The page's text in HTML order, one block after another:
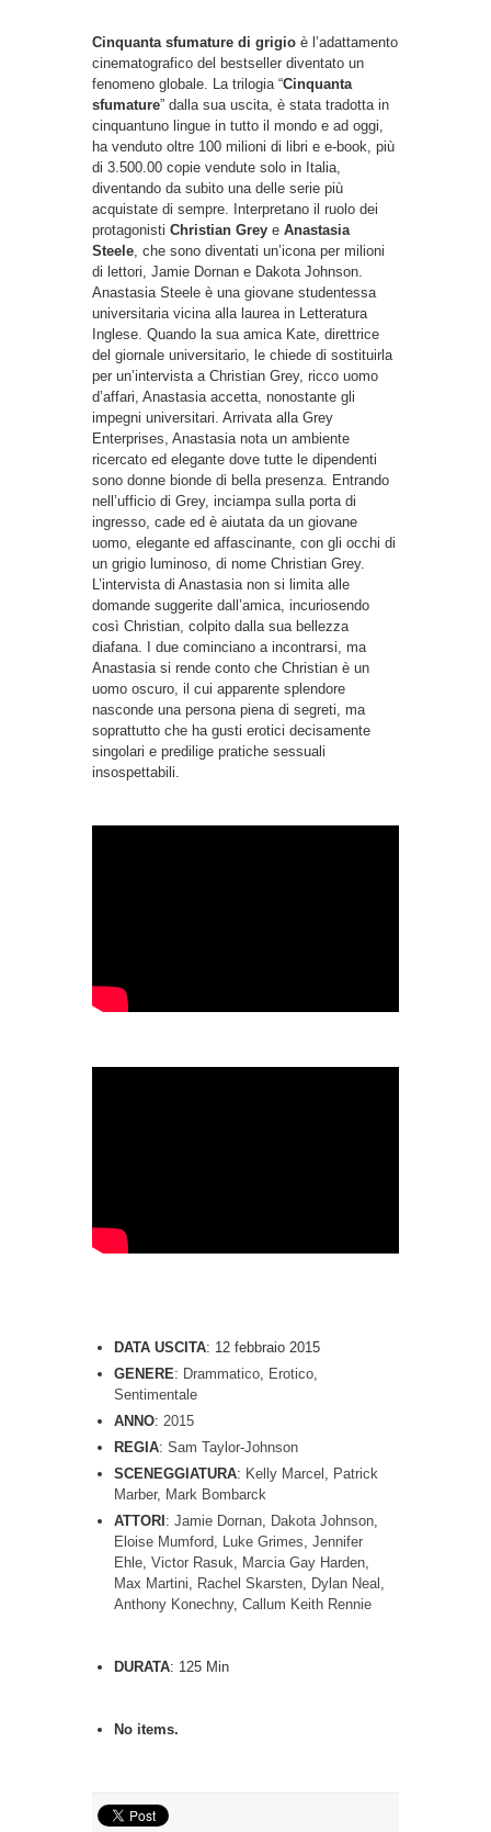
Cinquanta sfumature di grigio è l’adattamento
cinematografico del bestseller diventato un
fenomeno globale. La trilogia “Cinquanta
sfumature” dalla sua uscita, è stata tradotta in
cinquantuno lingue in tutto il mondo e ad oggi,
ha venduto oltre 100 milioni di libri e e-book, più
di 3.500.00 copie vendute solo in Italia,
diventando da subito una delle serie più
acquistate di sempre. Interpretano il ruolo dei
protagonisti Christian Grey e Anastasia
Steele , che sono diventati un’icona per milioni
di lettori, Jamie Dornan e Dakota Johnson.
Anastasia Steele è una giovane studentessa
universitaria vicina alla laurea in Letteratura
Inglese. Quando la sua amica Kate, direttrice
del giornale universitario, le chiede di sostituirla
per un’intervista a Christian Grey, ricco uomo
d’affari, Anastasia accetta, nonostante gli
impegni universitari. Arrivata alla Grey
Enterprises, Anastasia nota un ambiente
ricercato ed elegante dove tutte le dipendenti
sono donne bionde di bella presenza. Entrando
nell’ufficio di Grey, inciampa sulla porta di
ingresso, cade ed è aiutata da un giovane
uomo, elegante ed affascinante, con gli occhi di
un grigio luminoso, di nome Christian Grey.
L’intervista di Anastasia non si limita alle
domande suggerite dall’amica, incuriosendo
così Christian, colpito dalla sua bellezza
diafana. I due cominciano a incontrarsi, ma
Anastasia si rende conto che Christian è un
uomo oscuro, il cui apparente splendore
nasconde una persona piena di segreti, ma
soprattutto che ha gusti erotici decisamente
singolari e predilige pratiche sessuali
insospettabili.
DATA USCITA: 12 febbraio 2015
GENERE: Drammatico Erotico
Sentimentale
ANNO: 2015
REGIA: Sam Taylor-Johnson
SCENEGGIATURA: Kelly Marcel
Patrick
Marber, Mark Bombarck
ATTORI : Jamie Dornan Dakota Johnson
Eloise Mumford
Luke Grimes Jennifer
Ehle Victor Rasuk Marcia Gay Harden
Max Martini
Rachel Skarsten Dylan Neal
Anthony Konechny, Callum Keith Rennie
DURATA: 125 Min
No items.